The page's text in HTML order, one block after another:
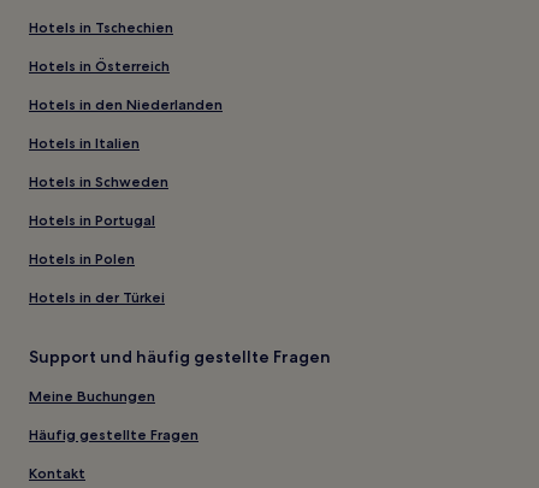
Hotels in Tschechien
Hotels in Österreich
Hotels in den Niederlanden
Hotels in Italien
Hotels in Schweden
Hotels in Portugal
Hotels in Polen
Hotels in der Türkei
Support und häufig gestellte Fragen
Meine Buchungen
Häufig gestellte Fragen
Kontakt